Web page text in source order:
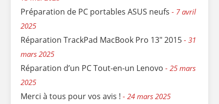
Préparation de PC portables ASUS neufs
7 avril
2025
Réparation TrackPad MacBook Pro 13″ 2015
31
mars 2025
Réparation d’un PC Tout-en-un Lenovo
25 mars
2025
Merci à tous pour vos avis ! 24 mars 2025